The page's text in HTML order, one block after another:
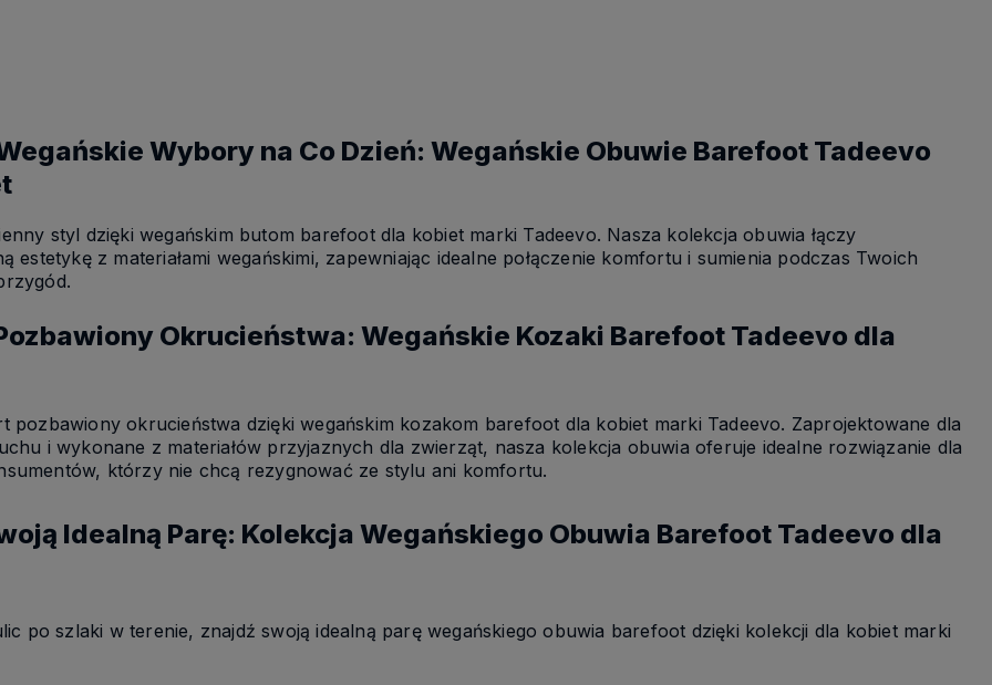
Wybory na Co Dzień: Wegańskie Obuwie Barefoot Tadeevo
styl dzięki wegańskim butom barefoot dla kobiet marki Tadeevo. Nasza kolekcja obuwia łączy
estetykę z materiałami wegańskimi, zapewniając idealne połączenie komfortu i sumienia podczas Twoich
Okrucieństwa: Wegańskie Kozaki Barefoot Tadeevo dla
pozbawiony okrucieństwa dzięki wegańskim kozakom barefoot dla kobiet marki Tadeevo. Zaprojektowane dla
i wykonane z materiałów przyjaznych dla zwierząt, nasza kolekcja obuwia oferuje idealne rozwiązanie dla
którzy nie chcą rezygnować ze stylu ani komfortu.
Idealną Parę: Kolekcja Wegańskiego Obuwia Barefoot Tadeevo dla
po szlaki w terenie, znajdź swoją idealną parę wegańskiego obuwia barefoot dzięki kolekcji dla kobiet marki